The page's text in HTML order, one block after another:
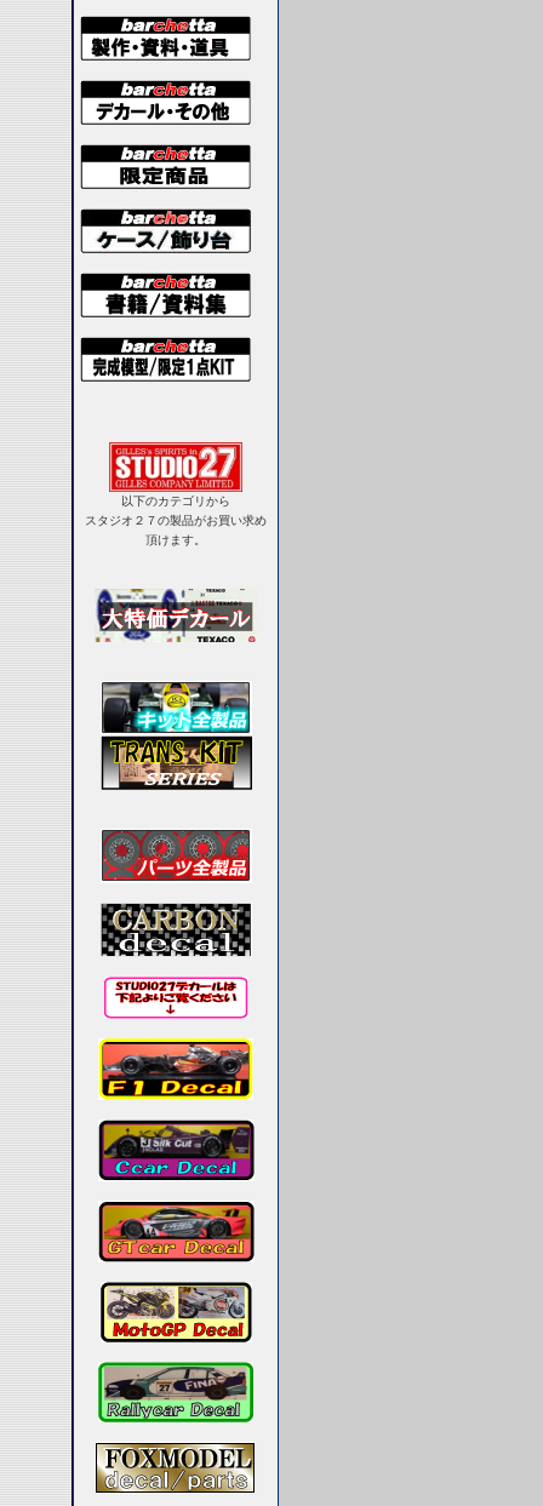
以下のカテゴリから
スタジオ２７の製品がお買い求め
頂けます。